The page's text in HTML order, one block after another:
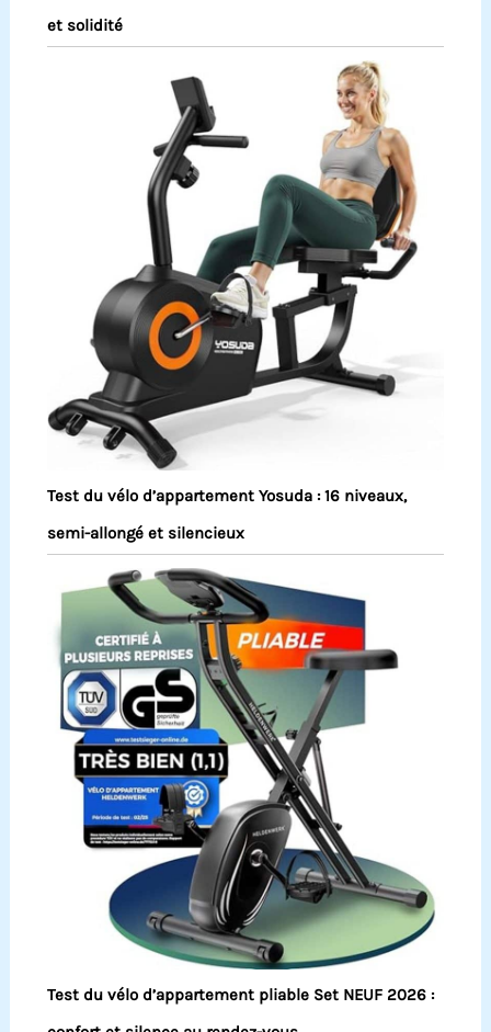
et solidité
Test du vélo d’appartement Yosuda : 16 niveaux,
semi-allongé et silencieux
Test du vélo d’appartement pliable Set NEUF 2026 :